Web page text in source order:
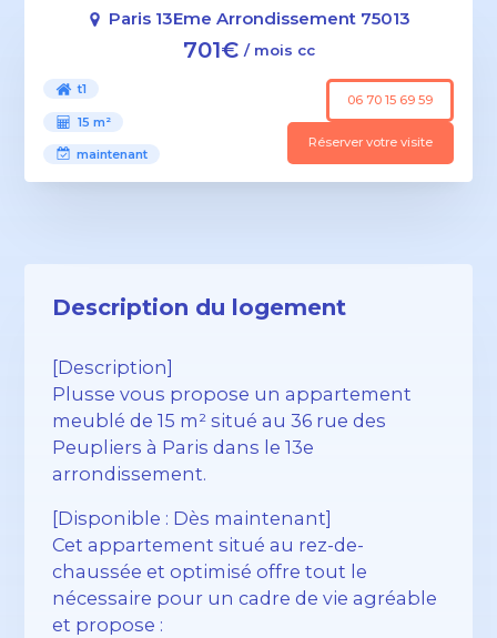
Paris 13Eme Arrondissement 75013
701€ / mois cc
t1
15 m²
maintenant
06 70 15 69 59
Réserver votre visite
Description du logement
[Description]
Plusse vous propose un appartement
meublé de 15 m² situé au 36 rue des
Peupliers à Paris dans le 13e
arrondissement.
[Disponible : Dès maintenant]
Cet appartement situé au rez-de-
chaussée et optimisé offre tout le
nécessaire pour un cadre de vie agréable
et propose :